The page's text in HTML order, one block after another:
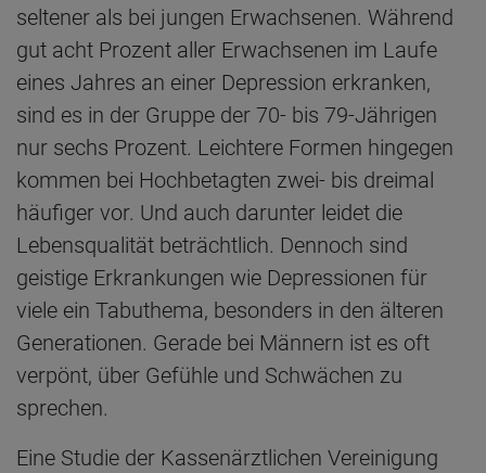
seltener als bei jungen Erwachsenen. Während
gut acht Prozent aller Erwachsenen im Laufe
eines Jahres an einer Depression erkranken,
sind es in der Gruppe der 70- bis 79-Jährigen
nur sechs Prozent. Leichtere Formen hingegen
kommen bei Hochbetagten zwei- bis dreimal
häufiger vor. Und auch darunter leidet die
Lebensqualität beträchtlich. Dennoch sind
geistige Erkrankungen wie Depressionen für
viele ein Tabuthema, besonders in den älteren
Generationen. Gerade bei Männern ist es oft
verpönt, über Gefühle und Schwächen zu
sprechen.
Eine Studie der Kassenärztlichen Vereinigung